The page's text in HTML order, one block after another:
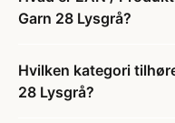
Garn 28 Lysgrå?
Hvilken kategori
28 Lysgrå?